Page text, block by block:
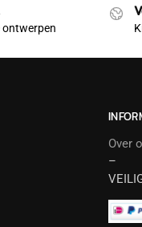
ontwerpen
Over
–